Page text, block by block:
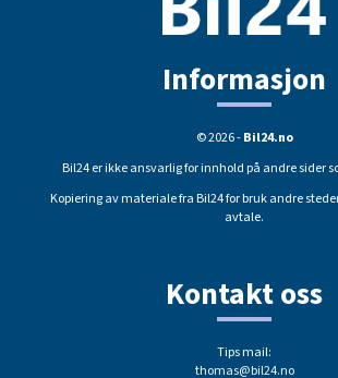
Informasjon
© 2026 -Bil24.no
Bil24 er ikke ansvarlig for innhold på andre sider
Kopiering av materiale fra Bil24 for bruk andre
avtale.
Kontakt oss
Tips mail:
thomas@bil24.no